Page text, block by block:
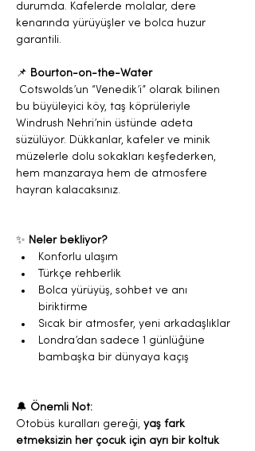
durumda. Kafelerde molalar, dere
kenarında yürüyüşler ve bolca huzur
garantili.
📌 Bourton-on-the-Water
Cotswolds’un “Venedik’i” olarak bilinen
bu büyüleyici köy, taş köprüleriyle
Windrush Nehri’nin üstünde adeta
süzülüyor. Dükkanlar, kafeler ve minik
müzelerle dolu sokakları keşfederken,
hem manzaraya hem de atmosfere
hayran kalacaksınız.
✨ Neler bekliyor?
Konforlu ulaşım
Türkçe rehberlik
Bolca yürüyüş, sohbet ve anı
biriktirme
Sıcak bir atmosfer, yeni arkadaşlıklar
Londra’dan sadece 1 günlüğüne
bambaşka bir dünyaya kaçış
🔔 Önemli Not:
Otobüs kuralları gereği, yaş fark
etmeksizin her çocuk için ayrı bir koltuk